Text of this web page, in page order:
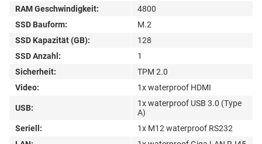
RAM Geschwindigkeit:
4800
SSD Bauform:
M.2
SSD Kapazität (GB):
128
SSD Anzahl:
1
Sicherheit:
TPM 2.0
Video:
1x waterproof HDMI
USB:
1x waterproof USB 3.0 (Type
A)
Seriell:
1x M12 waterproof RS232